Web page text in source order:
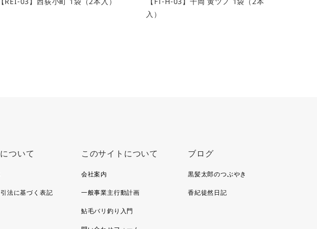
入）
ついて
法に基づく表記
このサイトについて
会社案内
一般事業主行動計画
鮎毛バリ釣り入門
ブログ
黒髪太郎のつぶやき
香紀徒然日記